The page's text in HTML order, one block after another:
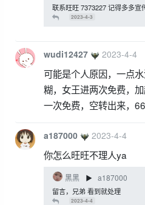
联系旺旺 7373227 记得多多
2023-4-3
wudi12427 2023-4-4
可能是个人原因，一点
糊，女王进两次免费，
一次免费，空转出来，
a187000 2023-4-4
你怎么旺旺不理人ya
黑黑 ▶a187000
留言，兄弟 看到就处理
2023-4-4